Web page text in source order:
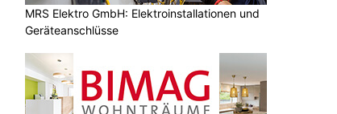
MRS Elektro GmbH: Elektroinstallationen und
Geräteanschlüsse